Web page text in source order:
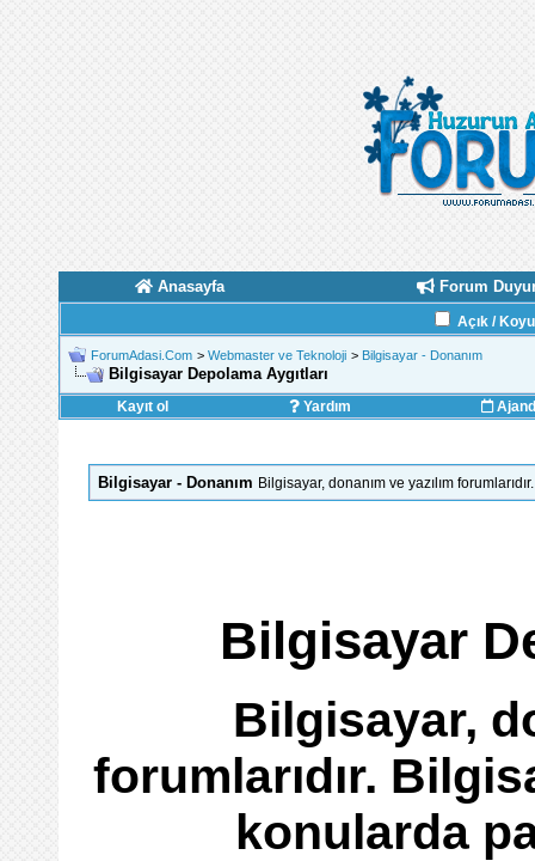
Anasayfa Forum
Açık /
ForumAdasi.Com > Webmaster ve Teknoloji > Bilgisayar - Donanım
Bilgisayar Depolama Aygıtları
Kayıt ol Yardım
Bilgisayar - Donanım Bilgisayar, donanım ve yazılım
Bilgisayar
Bilgisayar,
forumlarıdır.
konularda